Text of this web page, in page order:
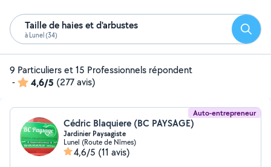
Taille de haies et d'arbustes
à Lunel (34)
9 Particuliers et 15 Professionnels répondent
-
4,6/5 (277 avis)
Auto-entrepreneur
Cédric Blaquiere (BC PAYSAGE)
Jardinier Paysagiste
Lunel (Route de Nîmes)
4,6/5 (11 avis)